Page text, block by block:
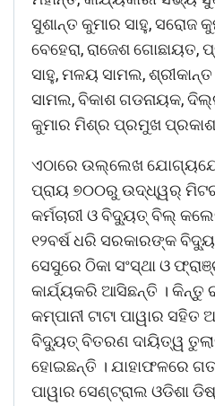
ସୁଶାନ୍ତ କୁମାର ସାହୁ, ସରୋଜ
ବେହେରା, ରାଜେଶ ଗୋଛାୟତ,
ସାହୁ, ମଳୟ ସାମଲ,
ସାମଲ, ବିକାଶ ଗଡନାୟକ,
କୁମାର ମିଶ୍ର ପ୍ରମୁଖ
ଏଠାରେ ଉଲ୍ଲେଖ
ପ୍ରାୟ ୭୦୦ରୁ ଉଦ୍ଧ୍ୱର୍
କର୍ମଚାରୀ ଓ ବିଦୁ୍ୟତ୍ ବିଲ୍
୧୨ବର୍ଷ ଧରି ସରକାରଙ୍କ
ସେସୁରେ ଠିକା ସଂସ୍ଥା ଓ
କାର୍ଯ୍ୟକରି ଆସିଛନ୍ତି । କିନ୍ତୁ
କମ୍ପାନୀ ଟାଟା ପାୱାର ସହିତ
ବିଦୁ୍ୟତ୍ ବିତରଣ ଦାୟିତ୍ୱ
ହୋଇଛନ୍ତି । ଯାହାଫଳରେ ଗତ
ପାୱାର ସେଣ୍ଟ୍ରାଲ ଓଡିଶା